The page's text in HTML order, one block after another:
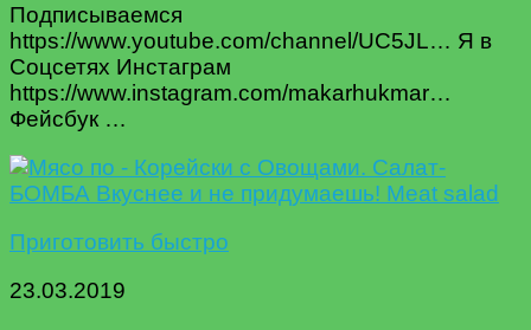
Подписываемся
https://www.youtube.com/channel/UC5JL… Я в
Соцсетях Инстаграм
https://www.instagram.com/makarhukmar…
Фейсбук …
Приготовить быстро
23.03.2019